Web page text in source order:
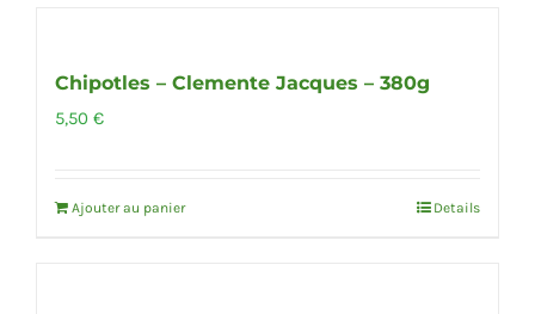
Chipotles – Clemente Jacques – 380g
5,50 €
Ajouter au panier Details